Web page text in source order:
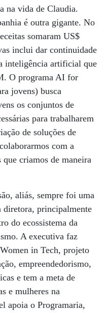
na vida de Claudia.
é outra gigante. No
somaram US$
inclui dar continuidade
inteligência artificial que
O programa AI for
jovens) busca
os conjuntos de
para trabalharem
de soluções de
com a
que criamos de maneira
aliás, sempre foi uma
diretora, principalmente
do ecossistema da
A executiva faz
in Tech, projeto
empreendedorismo,
e tem a meta de
e mulheres na
apoia o Programaria,